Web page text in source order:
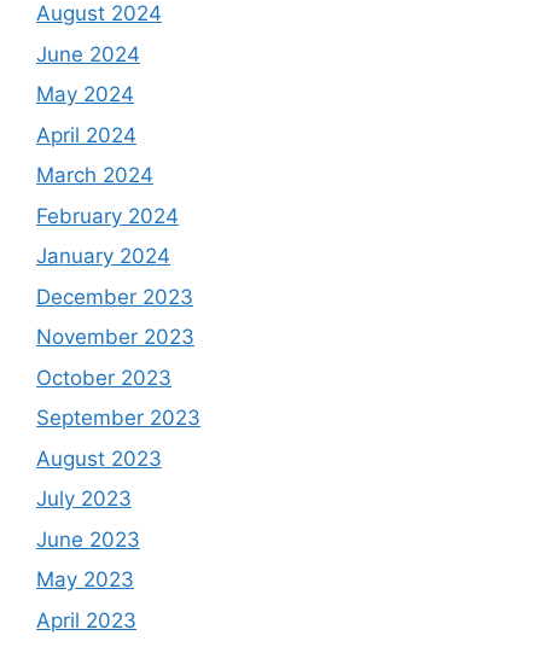
August 2024
June 2024
May 2024
April 2024
March 2024
February 2024
January 2024
December 2023
November 2023
October 2023
September 2023
August 2023
July 2023
June 2023
May 2023
April 2023